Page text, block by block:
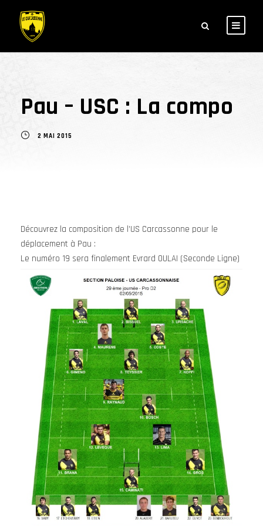
Pau – USC : La compo
2 MAI 2015
Découvrez la composition de l’US Carcassonne pour le
déplacement à Pau :
Le numéro 19 sera finalement Evrard OULAI (Seconde Ligne)